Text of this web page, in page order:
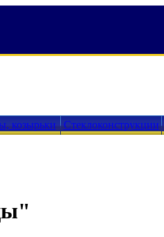
козырьки Стеклоконструкции